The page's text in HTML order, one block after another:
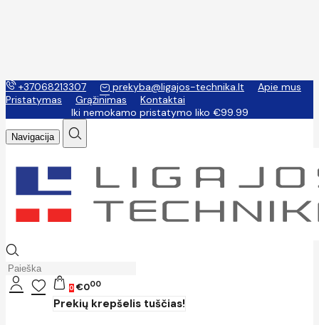
+37068213307 prekyba@ligajos-technika.lt
Apie mus
Pristatymas
Grąžinimas
Kontaktai
Iki nemokamo pristatymo liko €99.99
Navigacija
0 €000
Prekių krepšelis tuščias!